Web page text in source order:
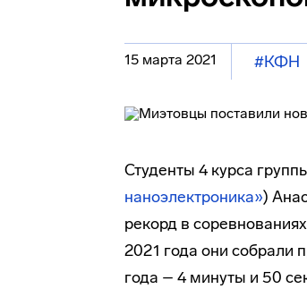
15 марта 2021 #КФН
Студенты 4 курса
наноэлектроника»)
рекорд в
2021 года они собрали
года – 4 минуты и 50